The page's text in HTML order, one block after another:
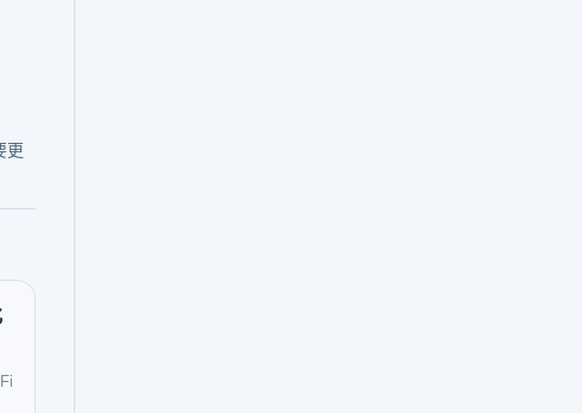
更